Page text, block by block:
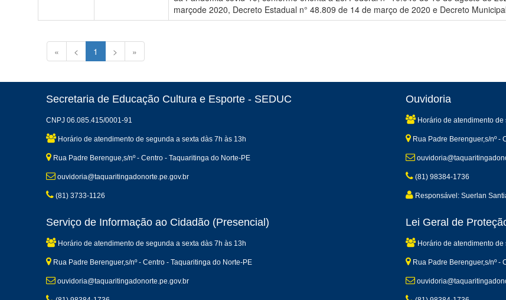
marçode 2020, Decreto Estadual n° 48.809 de 14 de março de 2020 e Decreto
« < 1 > »
Secretaria de Educação Cultura e Esporte - SEDUC
CNPJ 06.085.415/0001-91
Horário de atendimento de segunda a sexta dàs 7h às 13h
Rua Padre Berengue,s/nº - Centro - Taquaritinga do Norte-PE
ouvidoria@taquaritingadonorte.pe.gov.br
(81) 3733-1126
Ouvidoria
Horário de atendimento de
Rua Padre Berenguer,s/nº -
(81) 98384-1736
Responsável: Suerlan
Serviço de Informação ao Cidadão (Presencial)
Horário de atendimento de segunda a sexta dàs 7h às 13h
Rua Padre Berenguer,s/nº - Centro - Taquaritinga do Norte-PE
ouvidoria@taquaritingadonorte.pe.gov.br
Lei Geral de
Horário de atendimento de
Rua Padre Berenguer,s/nº -